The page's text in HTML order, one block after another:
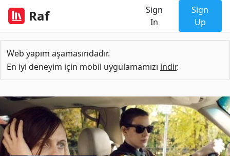
Raf
Sign
In
Sign
Up
Web yapım aşamasındadır.
En iyi deneyim için mobil uygulamamızı indir.